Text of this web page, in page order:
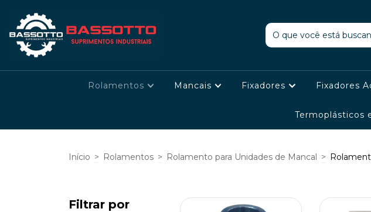
Rolamentos Mancais Fixadores Fixadores
Termoplásticos
Início > Rolamentos > Rolamento para Unidades de Mancal >
Filtrar por